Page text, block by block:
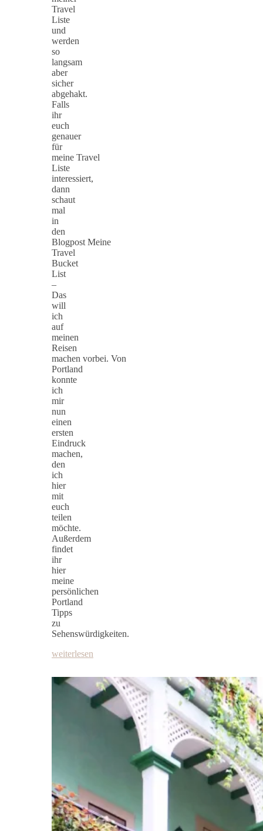
Travel
Liste
und
werden
so
langsam
aber
sicher
abgehakt.
Falls
ihr
euch
genauer
für
meine Travel
Liste
interessiert,
dann
schaut
mal
in
den
Blogpost Meine
Travel
Bucket
List
–
Das
will
ich
auf
meinen
Reisen
machen vorbei. Von
Portland
konnte
ich
mir
nun
einen
ersten
Eindruck
machen,
den
ich
hier
mit
euch
teilen
möchte.
Außerdem
findet
ihr
hier
meine
persönlichen
Portland
Tipps
zu
Sehenswürdigkeiten.
weiterlesen